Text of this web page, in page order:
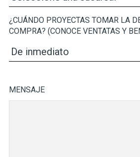
¿CUÁNDO PROYECTAS TOMAR LA
COMPRA? (CONOCE VENTATAS Y
MENSAJE